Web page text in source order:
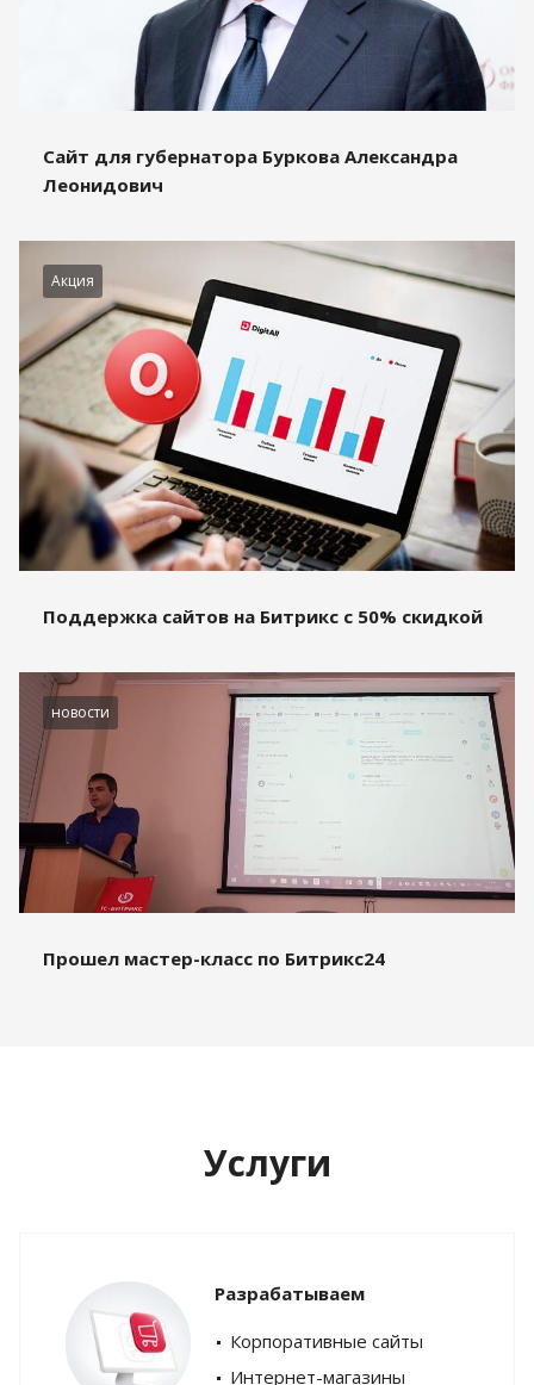
Сайт для губернатора Буркова Александра
Леонидович
Акция
Поддержка сайтов на Битрикс с 50% скидкой
новости
Прошел мастер-класс по Битрикс24
Услуги
Разрабатываем
Корпоративные сайты
Интернет-магазины